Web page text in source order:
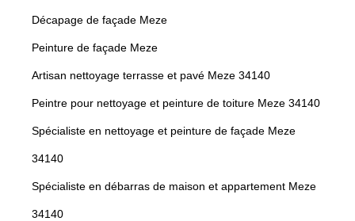
Décapage de façade Meze
Peinture de façade Meze
Artisan nettoyage terrasse et pavé Meze 34140
Peintre pour nettoyage et peinture de toiture Meze 34140
Spécialiste en nettoyage et peinture de façade Meze
34140
Spécialiste en débarras de maison et appartement Meze
34140